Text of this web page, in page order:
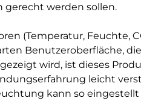
gerecht werden sollen.
(Temperatur, Feuchte,
Benutzeroberfläche,
wird, ist dieses
leicht
kann so eingestellt